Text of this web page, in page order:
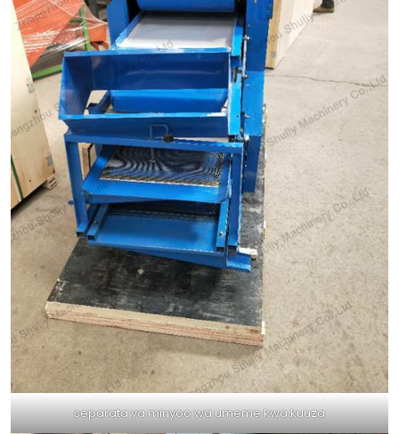
separata ya minyoo wa umeme kwa kuuza